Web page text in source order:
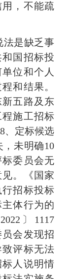
，不能疏
法是缺乏事
国招标投
位和个人
和结果。
五路及东
施工招标
、定标候选
，未明确10
委员会无
。《国家
招标投标
体行为的
〕1117
会发现招
评标无法
人说明情